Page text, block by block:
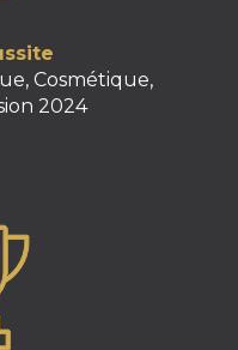
Cosmétique,
2024